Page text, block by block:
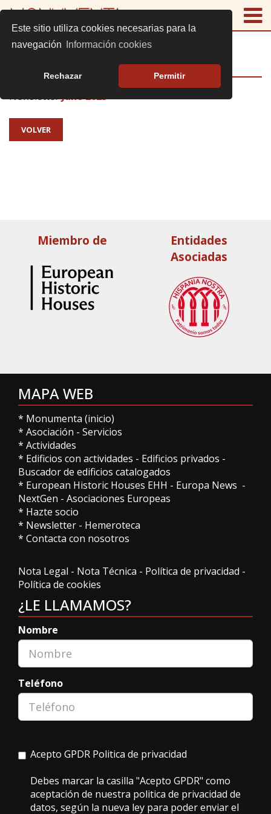
Este sitio utiliza cookies necesarias para la
navegación
Información cookies
Rechazar Permitir
NEWSLETTER EHH
NewsletterJune 2023
VOLVER
Miembro de
Entidades
Asociadas
MAPA WEB
* Monumenta (inicio)
* Asociación - Servicios
* Actividades
* Edificios con actividades - Edificios privados -
Buscador de edificios catalogados
* European Historic Houses EHH - Europa News -
NextGen - Asociaciones Europeas
* Hazte socio
* Newsletter - Hemeroteca
* Contacta con nosotros
Nota Legal - Nota Técnica - Política de privacidad -
Política de cookies
¿LE LLAMAMOS?
Nombre
Teléfono
Acepto GPDR Politica de privacidad
Debes marcar la casilla "Acepto GPDR" como
aceptación de nuestra politica de privacidad de
datos, según la nueva ley para poder enviar el